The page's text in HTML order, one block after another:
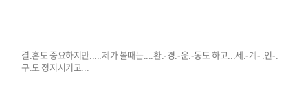
결.혼도 중요하지만.....제가 볼때는....환.-경.-운.-동도 하고...세.-계- .인-.
구.도 정지시키고...